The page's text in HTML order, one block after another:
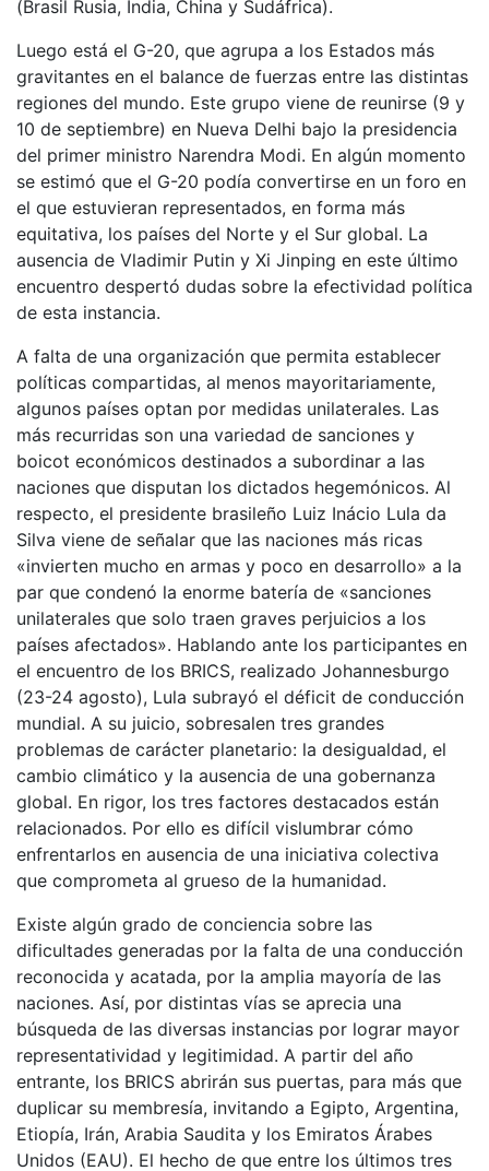
(Brasil Rusia, India, China y Sudáfrica).
Luego está el G-20, que agrupa a los Estados más
gravitantes en el balance de fuerzas entre las distintas
regiones del mundo. Este grupo viene de reunirse (9 y
10 de septiembre) en Nueva Delhi bajo la presidencia
del primer ministro Narendra Modi. En algún momento
se estimó que el G-20 podía convertirse en un foro en
el que estuvieran representados, en forma más
equitativa, los países del Norte y el Sur global. La
ausencia de Vladimir Putin y Xi Jinping en este último
encuentro despertó dudas sobre la efectividad política
de esta instancia.
A falta de una organización que permita establecer
políticas compartidas, al menos mayoritariamente,
algunos países optan por medidas unilaterales. Las
más recurridas son una variedad de sanciones y
boicot económicos destinados a subordinar a las
naciones que disputan los dictados hegemónicos. Al
respecto, el presidente brasileño Luiz Inácio Lula da
Silva viene de señalar que las naciones más ricas
«invierten mucho en armas y poco en desarrollo» a la
par que condenó la enorme batería de «sanciones
unilaterales que solo traen graves perjuicios a los
países afectados». Hablando ante los participantes en
el encuentro de los BRICS, realizado Johannesburgo
(23-24 agosto), Lula subrayó el déficit de conducción
mundial. A su juicio, sobresalen tres grandes
problemas de carácter planetario: la desigualdad, el
cambio climático y la ausencia de una gobernanza
global. En rigor, los tres factores destacados están
relacionados. Por ello es difícil vislumbrar cómo
enfrentarlos en ausencia de una iniciativa colectiva
que comprometa al grueso de la humanidad.
Existe algún grado de conciencia sobre las
dificultades generadas por la falta de una conducción
reconocida y acatada, por la amplia mayoría de las
naciones. Así, por distintas vías se aprecia una
búsqueda de las diversas instancias por lograr mayor
representatividad y legitimidad. A partir del año
entrante, los BRICS abrirán sus puertas, para más que
duplicar su membresía, invitando a Egipto, Argentina,
Etiopía, Irán, Arabia Saudita y los Emiratos Árabes
Unidos (EAU). El hecho de que entre los últimos tres